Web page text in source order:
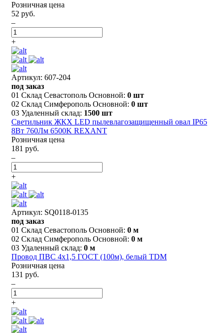
Розничная цена
52 руб.
–
+
Артикул: 607-204
под заказ
01 Склад Севастополь Основной: 0 шт
02 Склад Симферополь Основной: 0 шт
03 Удаленный склад: 1500 шт
Светильник ЖКХ LED пылевлагозащищенный овал IP65
8Вт 760Лм 6500K REXANT
Розничная цена
181 руб.
–
+
Артикул: SQ0118-0135
под заказ
01 Склад Севастополь Основной: 0 м
02 Склад Симферополь Основной: 0 м
03 Удаленный склад: 0 м
Провод ПВС 4х1,5 ГОСТ (100м), белый TDM
Розничная цена
131 руб.
–
+